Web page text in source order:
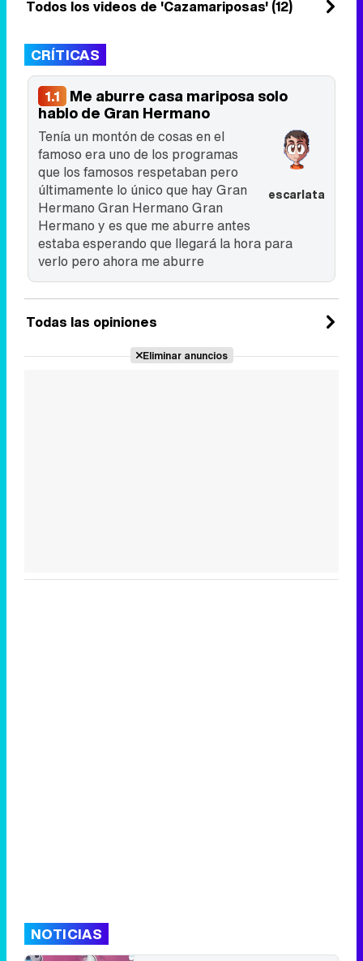
Lara Álvarez en ...
Todos los videos de 'Cazamariposas' (12)
CRÍTICAS
1.1 Me aburre casa mariposa solo
hablo de Gran Hermano
escarlata
Tenía un montón de cosas en el
famoso era uno de los programas
que los famosos respetaban pero
últimamente lo único que hay Gran
Hermano Gran Hermano Gran
Hermano y es que me aburre antes
estaba esperando que llegará la hora para
verlo pero ahora me aburre
Todas las opiniones
Eliminar anuncios
NOTICIAS